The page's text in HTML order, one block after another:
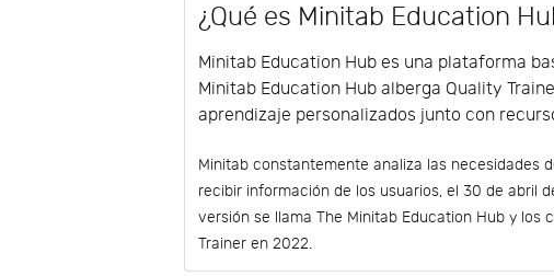
¿Qué es Minitab Education
Minitab Education Hub es una plataforma
Minitab Education Hub alberga Quality
aprendizaje personalizados junto con
Minitab constantemente analiza las necesidades
recibir información de los usuarios, el 30 de abril
versión se llama The Minitab Education Hub y
Trainer en 2022.